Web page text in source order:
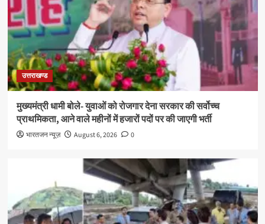
उत्तराखण्ड
मुख्यमंत्री धामी बोले- युवाओं को रोजगार देना सरकार की सर्वोच्च
प्राथमिकता, आने वाले महीनों में हजारों पदों पर की जाएगी भर्ती
भारतजन न्यूज़ August 6, 2026 0